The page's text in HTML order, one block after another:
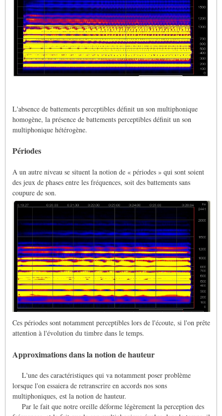
L'absence de battements perceptibles définit un son multiphonique
homogène, la présence de battements perceptibles définit un son
multiphonique hétérogène.
Périodes
A un autre niveau se situent la notion de « périodes » qui sont soient
des jeux de phases entre les fréquences, soit des battements sans
coupure de son.
Ces périodes sont notamment perceptibles lors de l'écoute, si l'on prête
attention à l'évolution du timbre dans le temps.
Approximations dans la notion de hauteur
L'une des caractéristiques qui va notamment poser problème
lorsque l'on essaiera de retranscrire en accords nos sons
multiphoniques, est la notion de hauteur.
Par le fait que notre oreille déforme légèrement la perception des